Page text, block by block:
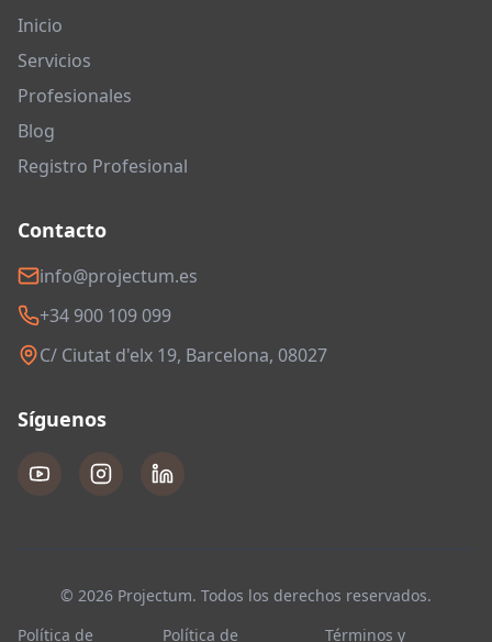
Inicio
Servicios
Profesionales
Blog
Registro Profesional
Contacto
info@projectum.es
+34 900 109 099
C/ Ciutat d'elx 19, Barcelona, 08027
Síguenos
© 2026 Projectum. Todos los derechos reservados.
Política de
Política de Términos y